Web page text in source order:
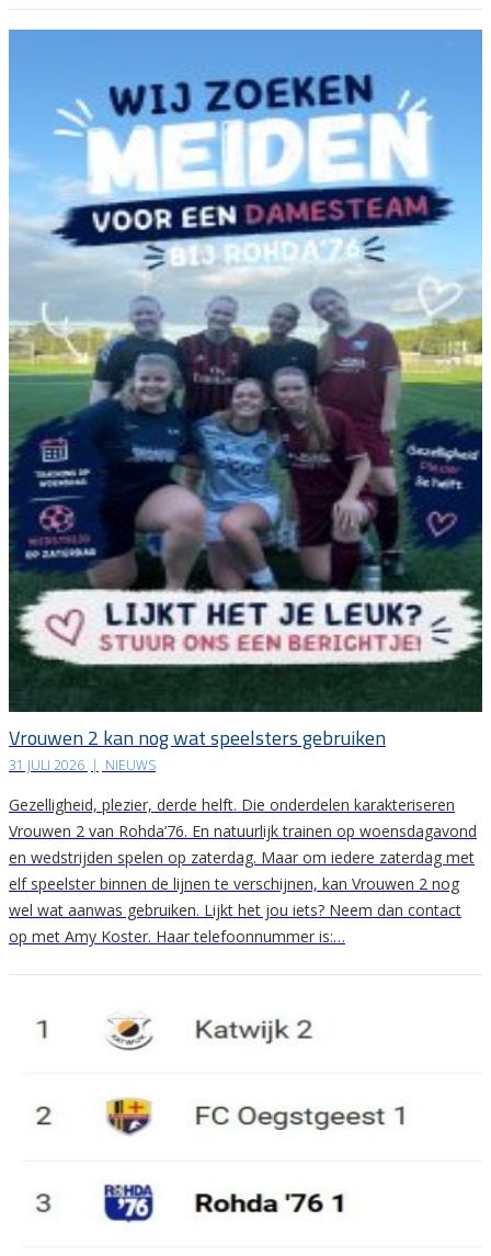
Vrouwen 2 kan nog wat speelsters gebruiken
31 JULI 2026 | NIEUWS
Gezelligheid, plezier, derde helft. Die onderdelen karakteriseren
Vrouwen 2 van Rohda’76. En natuurlijk trainen op woensdagavond
en wedstrijden spelen op zaterdag. Maar om iedere zaterdag met
elf speelster binnen de lijnen te verschijnen, kan Vrouwen 2 nog
wel wat aanwas gebruiken. Lijkt het jou iets? Neem dan contact
op met Amy Koster. Haar telefoonnummer is:…